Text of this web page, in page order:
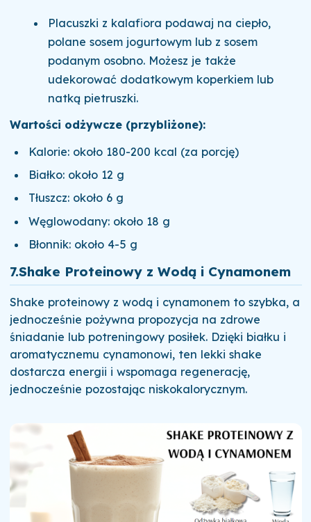
Placuszki z kalafiora podawaj na ciepło,
polane sosem jogurtowym lub z sosem
podanym osobno. Możesz je także
udekorować dodatkowym koperkiem lub
natką pietruszki.
Wartości odżywcze (przybliżone):
Kalorie: około 180-200 kcal (za porcję)
Białko: około 12 g
Tłuszcz: około 6 g
Węglowodany: około 18 g
Błonnik: około 4-5 g
7.Shake Proteinowy z Wodą i Cynamonem
Shake proteinowy z wodą i cynamonem to szybka, a
jednocześnie pożywna propozycja na zdrowe
śniadanie lub potreningowy posiłek. Dzięki białku i
aromatycznemu cynamonowi, ten lekki shake
dostarcza energii i wspomaga regenerację,
jednocześnie pozostając niskokalorycznym.